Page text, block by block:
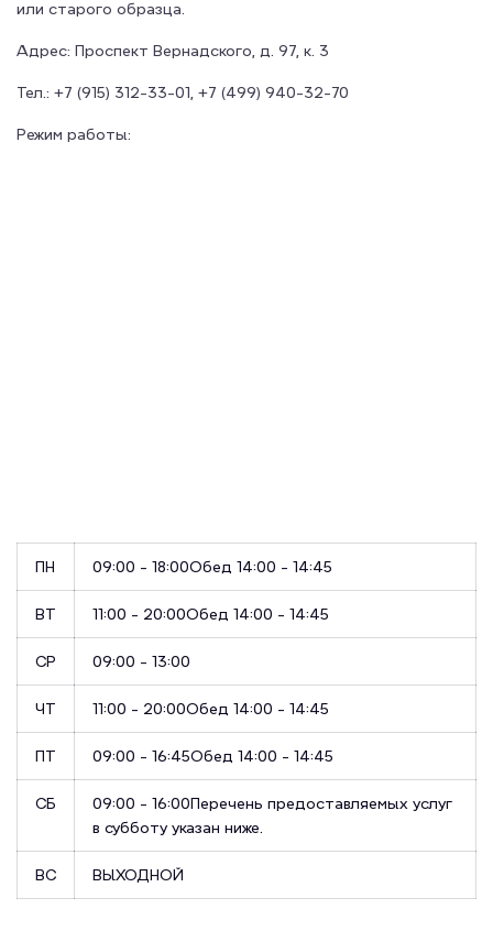
или старого образца.
Адрес: Проспект Вернадского, д. 97, к. 3
Тел.: +7 (915) 312-33-01, +7 (499) 940-32-70
Режим работы:
ПН 09:00 - 18:00Обед 14:00 - 14:45
ВТ 11:00 - 20:00Обед 14:00 - 14:45
СР 09:00 - 13:00
ЧТ 11:00 - 20:00Обед 14:00 - 14:45
ПТ 09:00 - 16:45Обед 14:00 - 14:45
СБ
09:00 - 16:00Перечень предоставляемых услуг
в субботу указан ниже.
ВС ВЫХОДНОЙ